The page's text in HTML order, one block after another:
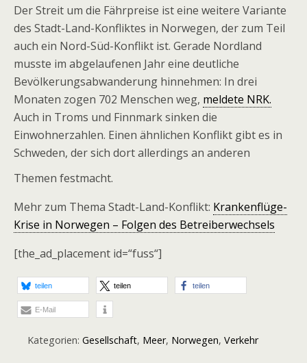
Der Streit um die Fährpreise ist eine weitere Variante
des Stadt-Land-Konfliktes in Norwegen, der zum Teil
auch ein Nord-Süd-Konflikt ist. Gerade Nordland
musste im abgelaufenen Jahr eine deutliche
Bevölkerungsabwanderung hinnehmen: In drei
Monaten zogen 702 Menschen weg, meldete NRK.
Auch in Troms und Finnmark sinken die
Einwohnerzahlen. Einen ähnlichen Konflikt gibt es in
Schweden, der sich dort allerdings an anderen
Themen festmacht.
Mehr zum Thema Stadt-Land-Konflikt: Krankenflüge-
Krise in Norwegen – Folgen des Betreiberwechsels
[the_ad_placement id=“fuss“]
teilen teilen teilen
E-Mail
Kategorien: Gesellschaft, Meer, Norwegen, Verkehr